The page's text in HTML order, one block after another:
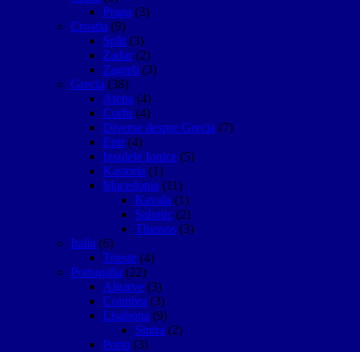
Praga (3)
Croatia (9)
Split (3)
Zadar (2)
Zagreb (3)
Grecia (38)
Atena (4)
Corfu (4)
Diverse despre Grecia (7)
Epir (4)
Insulele Ionice (5)
Kastoria (1)
Macedonia (11)
Kavala (1)
Salonic (2)
Thassos (3)
Italia (6)
Trieste (4)
Portugalia (22)
Algarve (3)
Coimbra (3)
Lisabona (9)
Sintra (2)
Porto (3)